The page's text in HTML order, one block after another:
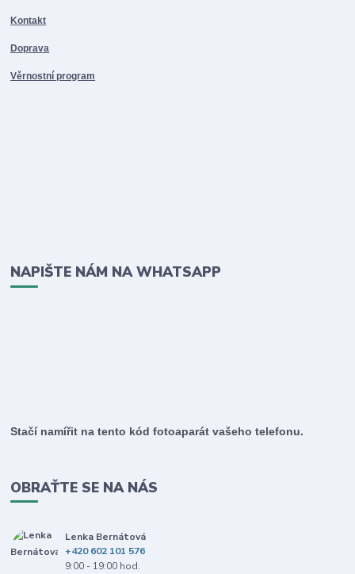
Kontakt
Doprava
Věrnostní program
NAPIŠTE NÁM NA WHATSAPP
Stačí namířit na tento kód fotoaparát vašeho telefonu.
OBRAŤTE SE NA NÁS
Lenka Bernátová
+420 602 101 576
9:00 - 19:00 hod.